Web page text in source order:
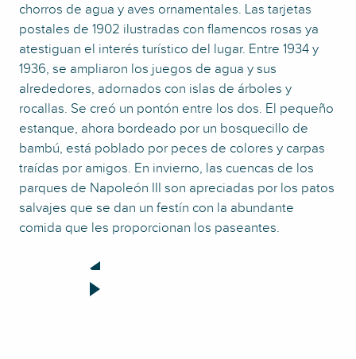
chorros de agua y aves ornamentales. Las tarjetas
postales de 1902 ilustradas con flamencos rosas ya
atestiguan el interés turístico del lugar. Entre 1934 y
1936, se ampliaron los juegos de agua y sus
alrededores, adornados con islas de árboles y
rocallas. Se creó un pontón entre los dos. El pequeño
estanque, ahora bordeado por un bosquecillo de
bambú, está poblado por peces de colores y carpas
traídas por amigos. En invierno, las cuencas de los
parques de Napoleón III son apreciadas por los patos
salvajes que se dan un festín con la abundante
comida que les proporcionan los paseantes.